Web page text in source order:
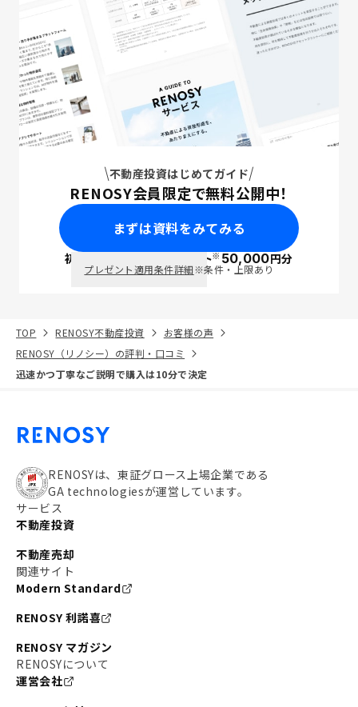
不動産投資はじめてガイド
RENOSY会員限定で無料公開中！
まずは資料をみてみる
初回面談で ポイント※50,000円分
プレゼント適用条件詳細※条件・上限あり
TOP RENOSY不動産投資
お客様の声
RENOSY（リノシー）の評判・口コミ
迅速かつ丁寧なご説明で購入は10分で決定
RENOSYは、東証グロース上場企業である
GA technologiesが運営しています。
サービス
不動産投資
不動産売却
関連サイト
Modern Standard
RENOSY 利諾喜
RENOSY マガジン
RENOSYについて
運営会社